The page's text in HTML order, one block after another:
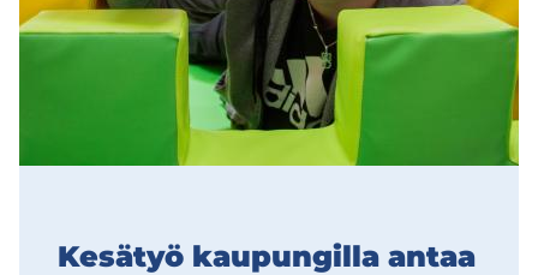
Ke­sä­työ kau­pun­gil­la antaa